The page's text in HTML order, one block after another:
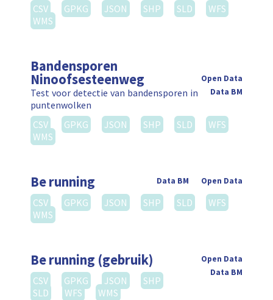
CSV GPKG JSON SHP SLD
WFS
WMS
Bandensporen
Ninoofsesteenweg
Open Data
Data BM
Test voor detectie van bandensporen in
puntenwolken
CSV
GPKG JSON SHP SLD
WFS
WMS
Be running Open Data
Data BM
CSV GPKG JSON SHP SLD
WFS
WMS
Be running (gebruik)
Open Data
Data BM
CSV GPKG JSON
SHP
SLD
WFS WMS